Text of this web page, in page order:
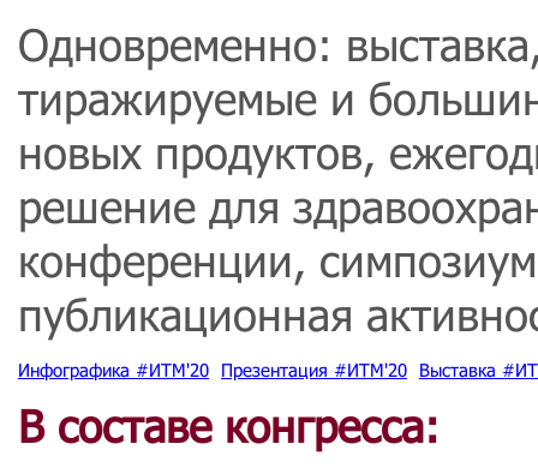
Одновременно:
тиражируемые и
новых продуктов,
решение для
конференции,
публикационная
Инфографика #ИТМ'20 Презентация #ИТМ'20 Выставка
В составе конгресса: